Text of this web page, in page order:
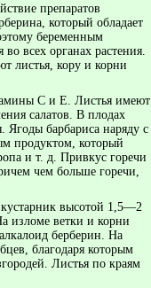
препаратов
который обладает
беременным
всех органах растения.
листья, кору и корни
С и Е. Листья имеют
салатов. В плодах
Ягоды барбариса наряду с
продуктом, который
и т. д. Привкус горечи
чем больше горечи,
высотой 1,5—2
изломе ветки и корни
берберин. На
благодаря которым
Листья по краям